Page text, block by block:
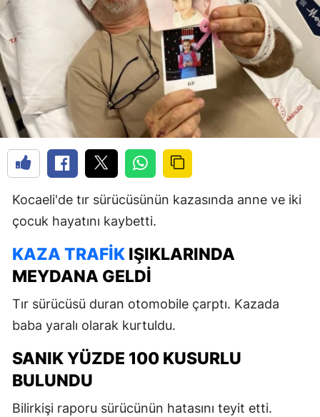
Kocaeli'de tır sürücüsünün kazasında anne ve iki
çocuk hayatını kaybetti.
KAZA TRAFIK IŞIKLARINDA
MEYDANA GELDI
Tır sürücüsü duran otomobile çarptı. Kazada
baba yaralı olarak kurtuldu.
SANIK YÜZDE 100 KUSURLU
BULUNDU
Bilirkişi raporu sürücünün hatasını teyit etti.